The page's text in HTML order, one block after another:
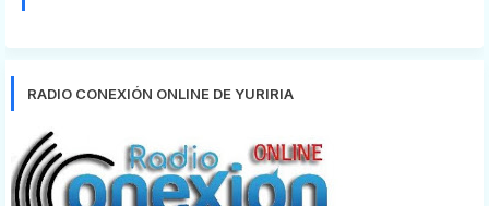
RADIO CONEXIÓN ONLINE DE YURIRIA